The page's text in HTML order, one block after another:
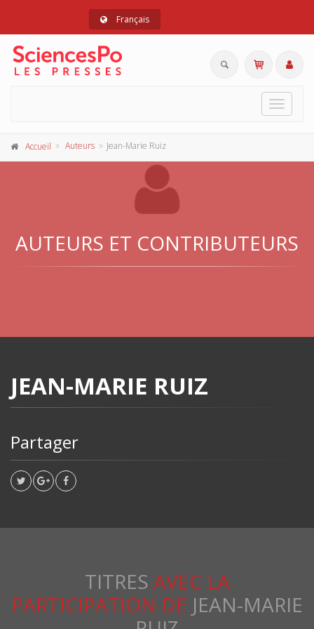
Français
Toggle
Accueil Auteurs Jean-Marie Ruiz
AUTEURS ET CONTRIBUTEURS
JEAN-MARIE RUIZ
Partager
TITRES AVEC LA
PARTICIPATION DE JEAN-MARIE